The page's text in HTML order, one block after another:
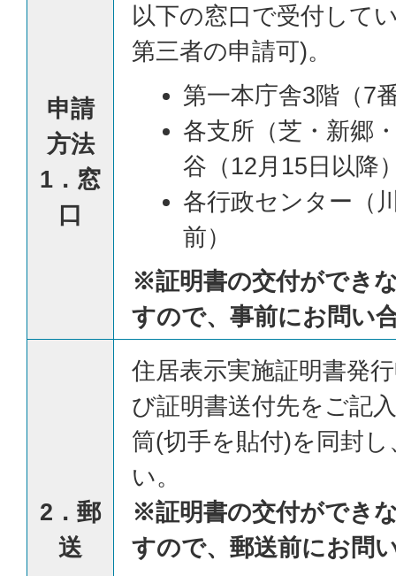
申請
方法
1．窓
口
以下の窓口で受付して
第三者の申請可)。
第一本庁舎3階（7
各支所（芝・新郷
谷（12月15日以降
各行政センター（
前）
※証明書の交付ができ
すので、事前にお問い
2．郵
送
住居表示実施証明書発
び証明書送付先をご記
筒(切手を貼付)を同封
い。
※証明書の交付ができ
すので、郵送前にお問